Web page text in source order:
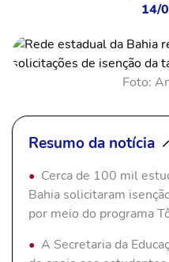
14/
Foto:
Resumo da notícia
Cerca de 100 mil
Bahia solicitaram
por meio do programa
A Secretaria da